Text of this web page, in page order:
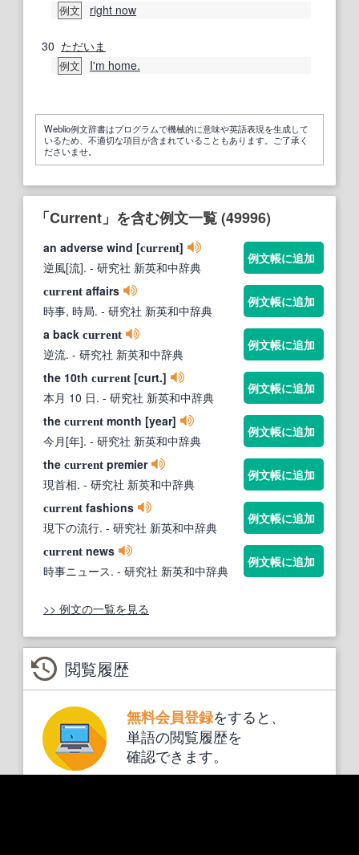
例文 right now
30 ただいま
例文 I'm home.
Weblio例文辞書はプログラムで機械的に意味や英語表現を生成して
いるため、不適切な項目が含まれていることもあります。ご了承く
ださいませ。
「Current」を含む例文一覧 (49996)
an adverse wind [current]
逆風[流]. - 研究社 新英和中辞典
例文帳に追加
current affairs
時事, 時局. - 研究社 新英和中辞典
例文帳に追加
a back current
逆流. - 研究社 新英和中辞典
例文帳に追加
the 10th current [curt.]
本月 10 日. - 研究社 新英和中辞典
例文帳に追加
the current month [year]
今月[年]. - 研究社 新英和中辞典
例文帳に追加
the current premier
現首相. - 研究社 新英和中辞典
例文帳に追加
current fashions
現下の流行. - 研究社 新英和中辞典
例文帳に追加
current news
時事ニュース. - 研究社 新英和中辞典
例文帳に追加
>> 例文の一覧を見る
閲覧履歴
無料会員登録をすると、
単語の閲覧履歴を
確認できます。